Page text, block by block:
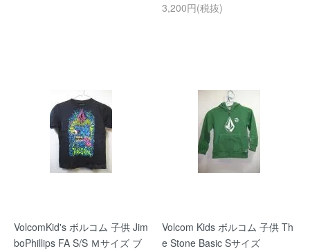
3,200円(税抜)
VolcomKid's ボルコム 子供 Jim
boPhillips FA S/S Ｍサイズ ブ
Volcom Kids ボルコム 子供 Th
e Stone Basic Sサイズ